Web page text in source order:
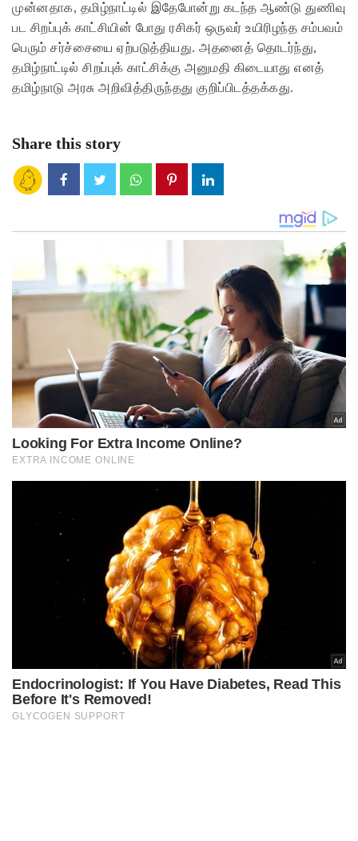
முன்னதாக, தமிழ்நாட்டில் இதேபோன்று கடந்த ஆண்டு துணிவு
பட சிறப்புக் காட்சியின் போது ரசிகர் ஒருவர் உயிரிழந்த சம்பவம்
பெரும் சர்ச்சையை ஏற்படுத்தியது. அதனைத் தொடர்ந்து,
தமிழ்நாட்டில் சிறப்புக் காட்சிக்கு அனுமதி கிடையாது எனத்
தமிழ்நாடு அரசு அறிவித்திருந்தது குறிப்பிடத்தக்கது.
Share this story